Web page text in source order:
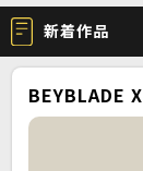
新着作品
BEYBLADE X